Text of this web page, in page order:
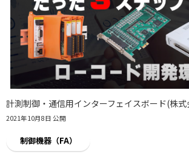
計測制御・通信用インターフェイスボード(株
2021年10月8日 公開
制御機器（FA）